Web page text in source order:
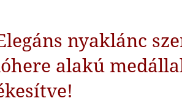
nyaklánc
alakú